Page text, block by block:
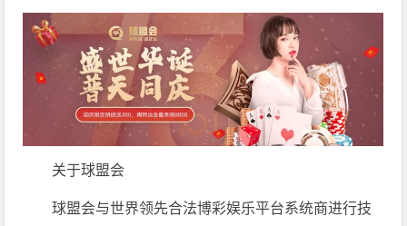
关于球盟会
球盟会与世界领先合法博彩娱乐平台系统商进行技